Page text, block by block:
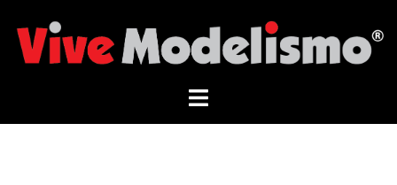
contenido
Alternar